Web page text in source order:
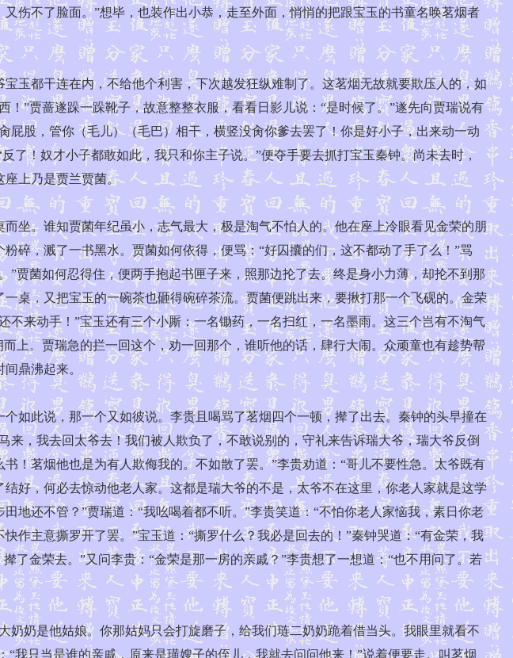
伤不了脸面。”想毕，也装作出小恭，走至外面，悄悄的把跟宝玉的书童名唤茗烟者
都干连在内，不给他个利害，下次越发狂纵难制了。这茗烟无故就要欺压人的，如
”贾蔷遂跺一跺靴子，故意整整衣服，看看日影儿说：“是时候了。”遂先向贾瑞说有
股，管你（毛儿）（毛巴）相干，横竖没肏你爹去罢了！你是好小子，出来动一动
了！奴才小子都敢如此，我只和你主子说。”便夺手要去抓打宝玉秦钟。尚未去时，
座上乃是贾兰贾菌。
。谁知贾菌年纪虽小，志气最大，极是淘气不怕人的。他在座上冷眼看见金荣的朋
碎，溅了一书黑水。贾菌如何依得，便骂：“好囚攮的们，这不都动了手了么！”骂
贾菌如何忍得住，便两手抱起书匣子来，照那边抡了去。终是身小力薄，却抡不到那
桌，又把宝玉的一碗茶也砸得碗碎茶流。贾菌便跳出来，要揪打那一个飞砚的。金荣
来动手！”宝玉还有三个小厮：一名锄药，一名扫红，一名墨雨。这三个岂有不淘气
上。贾瑞急的拦一回这个，劝一回那个，谁听他的话，肆行大闹。众顽童也有趁势帮
鼎沸起来。
此说，那一个又如彼说。李贵且喝骂了茗烟四个一顿，撵了出去。秦钟的头早撞在
，我去回太爷去！我们被人欺负了，不敢说别的，守礼来告诉瑞大爷，瑞大爷反倒
！茗烟他也是为有人欺侮我的。不如散了罢。”李贵劝道：“哥儿不要性急。太爷既有
好，何必去惊动他老人家。这都是瑞大爷的不是，太爷不在这里，你老人家就是这学
地还不管？”贾瑞道：“我吆喝着都不听。”李贵笑道：“不怕你老人家恼我，素日你老
作主意撕罗开了罢。”宝玉道：“撕罗什么？我必是回去的！”秦钟哭道：“有金荣，我
了金荣去。”又问李贵：“金荣是那一房的亲戚？”李贵想了一想道：“也不用问了。若
是他姑娘。你那姑妈只会打旋磨子，给我们琏二奶奶跪着借当头。我眼里就看不
我只当是谁的亲戚，原来是璜嫂子的侄儿，我就去问问他来！”说着便要走。叫茗烟